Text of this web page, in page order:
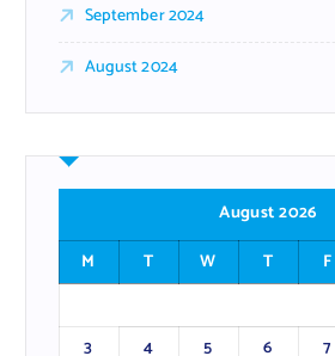
September 2024
August 2024
August 2026
M
T W T F
3
4 5 6 7